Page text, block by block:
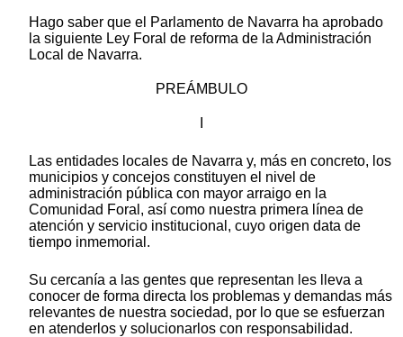
Hago saber que el Parlamento de Navarra ha aprobado
la siguiente Ley Foral de reforma de la Administración
Local de Navarra.
PREÁMBULO
Las entidades locales de Navarra y, más en concreto, los
municipios y concejos constituyen el nivel de
administración pública con mayor arraigo en la
Comunidad Foral, así como nuestra primera línea de
atención y servicio institucional, cuyo origen data de
tiempo inmemorial.
Su cercanía a las gentes que representan les lleva a
conocer de forma directa los problemas y demandas más
relevantes de nuestra sociedad, por lo que se esfuerzan
en atenderlos y solucionarlos con responsabilidad.